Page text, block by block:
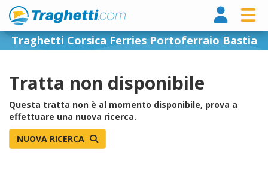
Traghetti Corsica Ferries Portoferraio Bastia
Tratta non disponibile
Questa tratta non è al momento disponibile, prova a
effettuare una nuova ricerca.
NUOVA RICERCA